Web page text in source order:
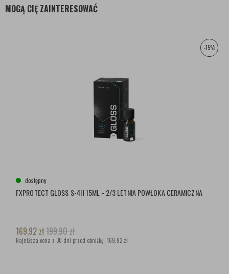
MOGĄ CIĘ ZAINTERESOWAĆ
-15%
dostępny
FXPROTECT GLOSS S-4H 15ML - 2/3 LETNIA POWŁOKA CERAMICZNA
169,92 zł199,90zł
Najniższa cena z 30 dni przed obniżką: 169,92 zł